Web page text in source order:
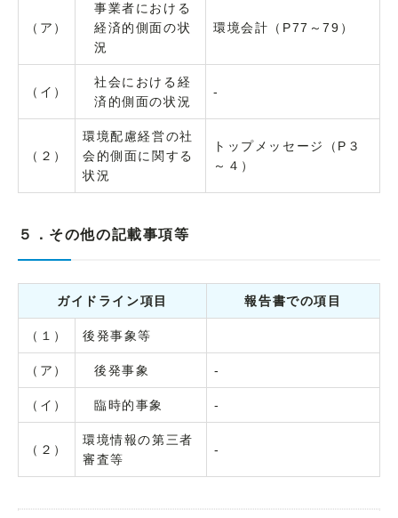
（ア）
事業者における
経済的側面の状
況
環境会計（P77～79）
（イ）
社会における経
済的側面の状況
-
（２）
環境配慮経営の社
会的側面に関する
状況
トップメッセージ（P３
～４）
５．その他の記載事項等
ガイドライン項目 報告書での項目
（１） 後発事象等
（ア） 後発事象 -
（イ） 臨時的事象 -
（２）
環境情報の第三者
審査等
-